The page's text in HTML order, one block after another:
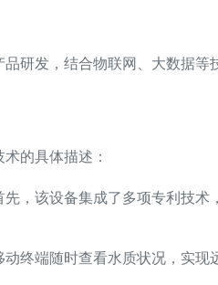
研发，结合物联网、大数据
的具体描述：
，该设备集成了多项专利技
终端随时查看水质状况，实